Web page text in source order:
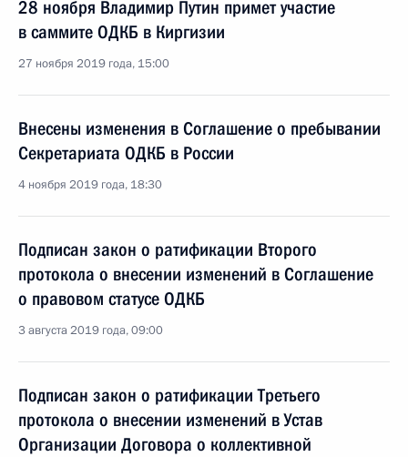
28 ноября Владимир Путин примет участие
в саммите ОДКБ в Киргизии
27 ноября 2019 года, 15:00
Внесены изменения в Соглашение о пребывании
Секретариата ОДКБ в России
4 ноября 2019 года, 18:30
Подписан закон о ратификации Второго
протокола о внесении изменений в Соглашение
о правовом статусе ОДКБ
3 августа 2019 года, 09:00
Подписан закон о ратификации Третьего
протокола о внесении изменений в Устав
Организации Договора о коллективной